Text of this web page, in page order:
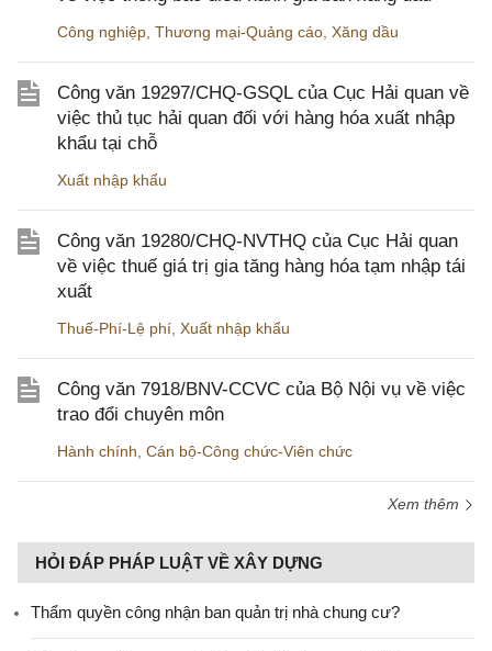
Công nghiệp Thương mại-Quảng cáo Xăng dầu
Công văn 19297/CHQ-GSQL của Cục Hải quan về
việc thủ tục hải quan đối với hàng hóa xuất nhập
khẩu tại chỗ
Xuất nhập khẩu
Công văn 19280/CHQ-NVTHQ của Cục Hải quan
về việc thuế giá trị gia tăng hàng hóa tạm nhập tái
xuất
Thuế-Phí-Lệ phí Xuất nhập khẩu
Công văn 7918/BNV-CCVC của Bộ Nội vụ về việc
trao đổi chuyên môn
Hành chính Cán bộ-Công chức-Viên chức
Xem thêm
HỎI ĐÁP PHÁP LUẬT VỀ XÂY DỰNG
Thẩm quyền công nhận ban quản trị nhà chung cư?